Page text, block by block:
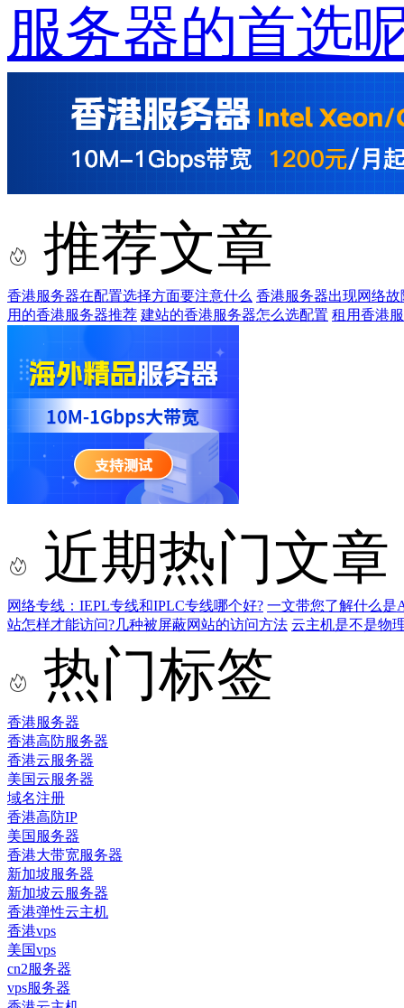
服务器的首选
推荐文章
香港服务器在配置选择方面要注意什么 香港服务器出现网络
用的香港服务器推荐 建站的香港服务器怎么选配置 租用香港
近期热门文章
网络专线：IEPL专线和IPLC专线哪个好? 一文带您了解什么是
站怎样才能访问?几种被屏蔽网站的访问方法 云主机是不是物
热门标签
香港服务器
香港高防服务器
香港云服务器
美国云服务器
域名注册
香港高防IP
美国服务器
香港大带宽服务器
新加坡服务器
新加坡云服务器
香港弹性云主机
香港vps
美国vps
cn2服务器
vps服务器